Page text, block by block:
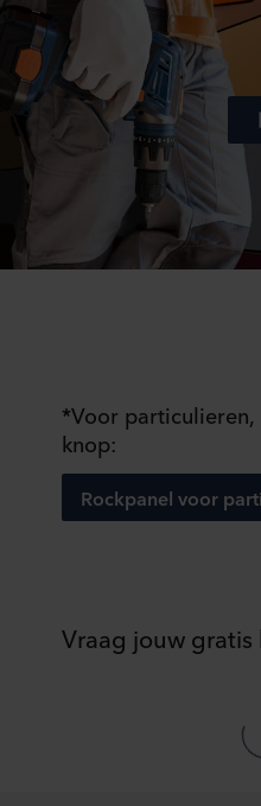
*Voor
knop:
Rockpanel voor
Vraag jouw gratis